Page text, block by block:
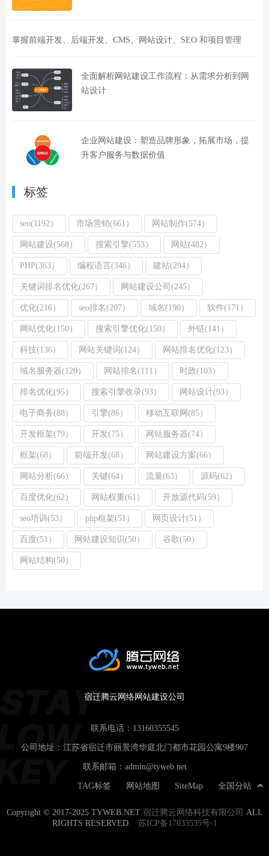
掌握前端开发、后端开发、CMS、网站设计、SEO 和项目管理
全面解析网站建设工作流程：从需求分析到网
站设计
企业网站建设：塑造品牌形象，拓展市场，提
升客户服务与数据价值
标签
seo(1192） 市场营销(661） 网站制作(574）
网站建设(568） 搜索引擎(553） 网站(482）
PHP(363） 编程语言(346） 建站(294）
关键词排名优化(267） 网站建设公司(245）
优化(216） seo排名(207） 域名(190） 软件(171）
网站优化(150） 搜索引擎优化(150） 外链(141）
科技(136） 网站关键词(124） 网站排名优化(123）
域名服务器(120） 网站排名(111） 时政(103）
排名优化(95） 搜索引擎收录(93） 网站设计(93）
电子商务(88） 引擎(86） 移动互联网(85）
开发框架(79） 开发(75） 网站服务器(74）
框架(68） 前端开发(68） 网站建设方案(66）
网站分析(66） 关键(64） 流量(63） 源码(62）
百度优化(62） 网站权重(61） 开放源代码(59）
seo培训(53） php框架(51） 网页设计(51）
百度(51） 网站建设知识(50） 谷歌(50）
网站结构(50）
宿迁腾云网络网站建设公司
联系电话： 13160355545
公司地址：江苏省宿迁市丽景湾华庭北门都市花园公寓9楼907
联系邮箱： admin@tyweb.net
全国分站
SiteMap
网站地图
TAG标签
Copyright © 2017-2025 TYWEB.NET 宿迁腾云网络科技有限公司
ALL
RIGHTS RESERVED. 苏ICP备17033535号-1